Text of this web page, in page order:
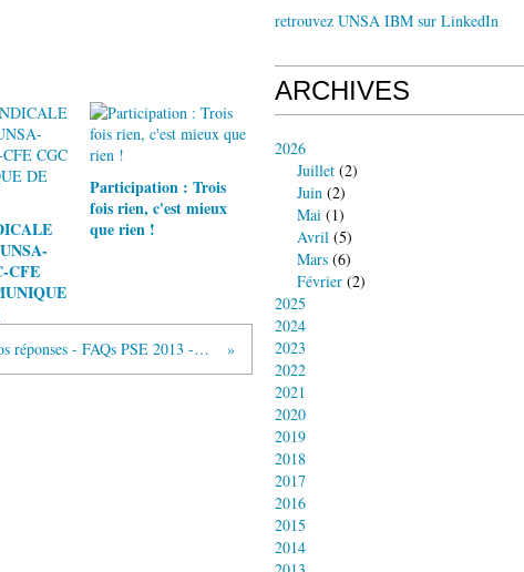
CFE
Participation : Trois
fois rien, c'est mieux
que rien !
Vos questions, nos réponses - FAQs PSE 2013 -mise à jour du 19 juin
retrouvez UNSA IBM sur LinkedIn
ARCHIVES
2026
Juillet (2)
Juin (2)
Mai (1)
Avril (5)
Mars (6)
Février (2)
2025
2024
2023
2022
2021
2020
2019
2018
2017
2016
2015
2014